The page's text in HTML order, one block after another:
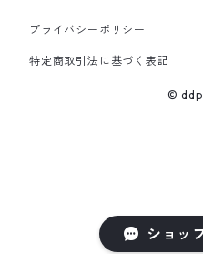
ショッ
プライバシーポリシー
特定商取引法に基づく表記
© ddp